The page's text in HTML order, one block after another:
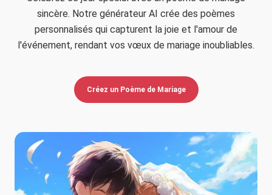
sincère. Notre générateur AI crée des poèmes
personnalisés qui capturent la joie et l'amour de
l'événement, rendant vos vœux de mariage inoubliables.
Créez un Poème de Mariage